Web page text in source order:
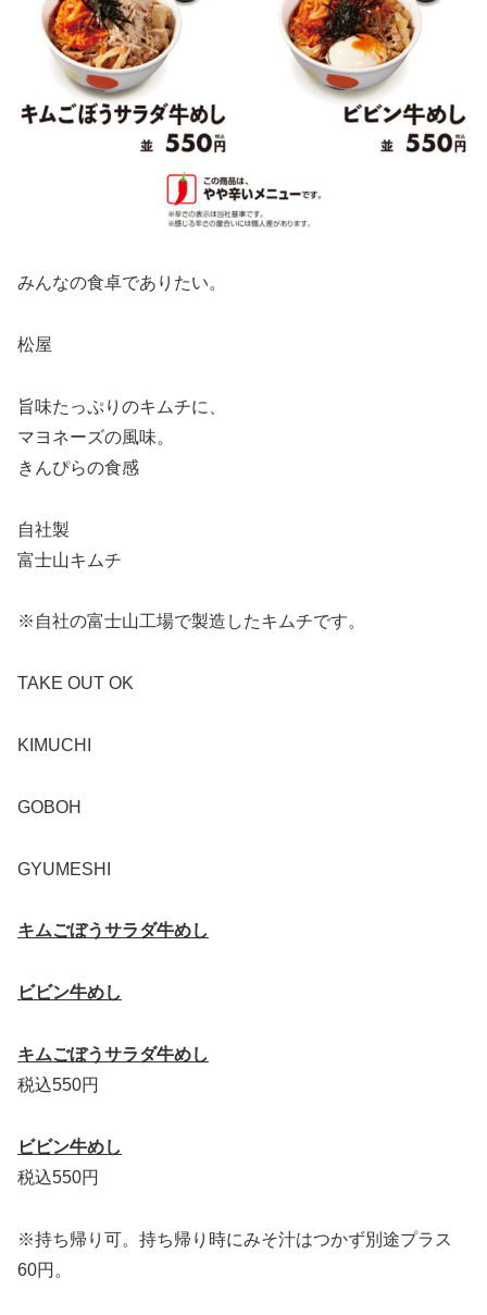
みんなの食卓でありたい。
松屋
旨味たっぷりのキムチに、
マヨネーズの風味。
きんぴらの食感
自社製
富士山キムチ
※自社の富士山工場で製造したキムチです。
TAKE OUT OK
KIMUCHI
GOBOH
GYUMESHI
キムごぼうサラダ牛めし
ビビン牛めし
キムごぼうサラダ牛めし
税込550円
ビビン牛めし
税込550円
※持ち帰り可。持ち帰り時にみそ汁はつかず別途プラス
60円。